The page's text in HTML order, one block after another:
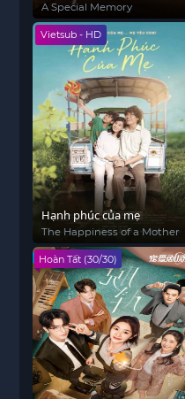
A Special Memory
Vietsub - HD
Hạnh phúc của mẹ
The Happiness of a Mother
Hoàn Tất (30/30)